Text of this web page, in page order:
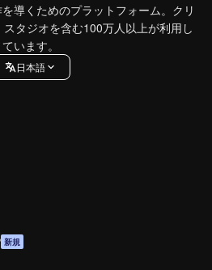
導くためのプラットフォーム。クリ
タジオを含む100万人以上が利用し
ています。
日本語
新規